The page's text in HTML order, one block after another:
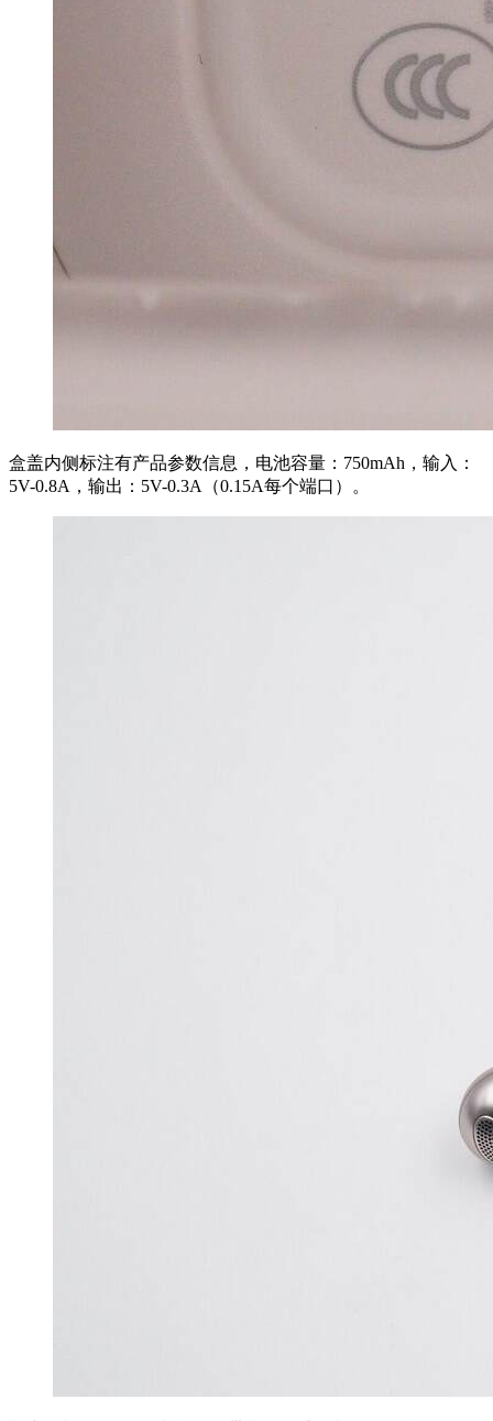
盒盖内侧标注有产品参数信息，电池容量：750mAh，输入：
5V-0.8A，输出：5V-0.3A（0.15A每个端口）。